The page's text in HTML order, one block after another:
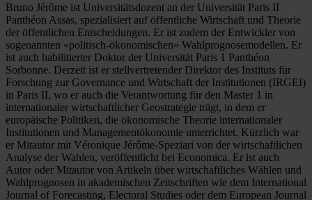
Bruno Jérôme ist Universitätsdozent an der Universität Paris II
Panthéon Assas, spezialisiert auf öffentliche Wirtschaft und Theorie
der öffentlichen Entscheidungen. Er ist zudem der Entwickler von
sogenannten «politisch-ökonomischen» Wahlprognosemodellen. Er
ist auch habilitierter Doktor der Universität Paris 1 Panthéon
Sorbonne. Derzeit ist er stellvertretender Direktor des Instituts für
Forschung zur Governance und Wirtschaft der Institutionen (IRGEI)
in Paris II, wo er auch die Verantwortung für den Master 1 in
internationaler wirtschaftlicher Geostrategie trägt, in dem er
europäische Politiken, die ökonomische Theorie internationaler
Institutionen und Managementökonomie unterrichtet. Kürzlich war
er Mitautor mit Véronique Jérôme-Speziari von der wirtschaftlichen
Analyse der Wahlen, veröffentlicht bei Economica. Er ist auch
Autor oder Mitautor von Artikeln über wirtschaftliches Wählen und
Wahlprognosen in akademischen Zeitschriften wie dem International
Journal of Forecasting, Electoral Studies oder dem European Journal